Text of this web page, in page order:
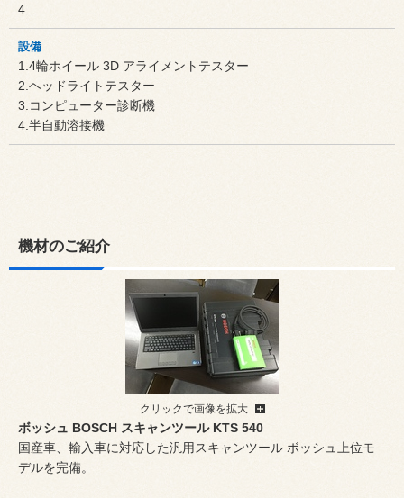
4
設備
1.4輪ホイール 3D アライメントテスター
2.ヘッドライトテスター
3.コンピューター診断機
4.半自動溶接機
機材のご紹介
クリックで画像を拡大
ボッシュ BOSCH スキャンツール KTS 540
国産車、輸入車に対応した汎用スキャンツール ボッシュ上位モ
デルを完備。